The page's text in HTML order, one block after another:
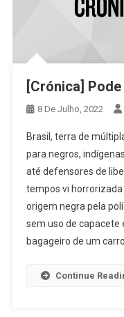
[Crónica]
8 De Julho, 2022
Brasil, terra de
para negros,
até defensores de
tempos vi
origem negra pela
sem uso de capacete
bagageiro de um carro
Continue